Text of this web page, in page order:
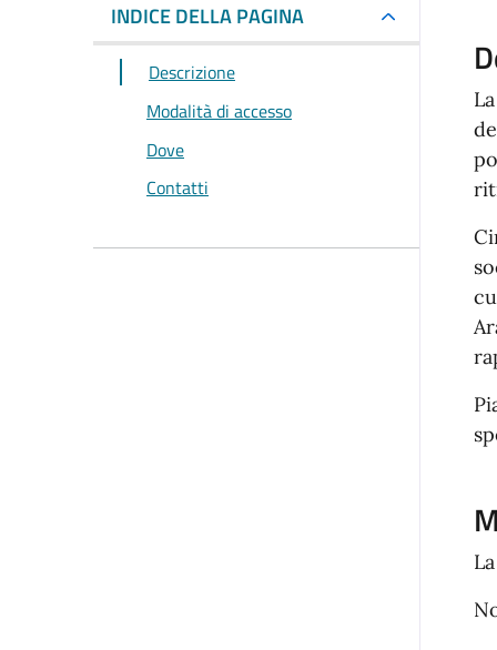
INDICE DELLA PAGINA
Descrizione
Modalità di accesso
Dove
Contatti